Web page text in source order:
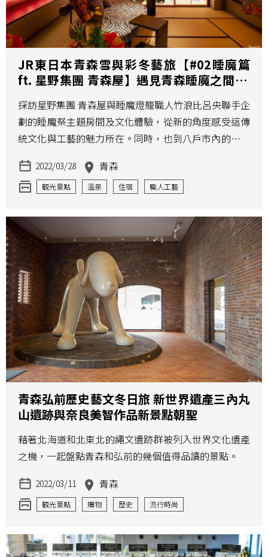
JR東日本青森雪與彩冬藝旅【#02睡魔篇
ft. 星野集團 青森屋】遇見青森睡魔之間 傳
統工藝特色旅宿與八戶在地人情味
探訪星野集團 青森屋與睡魔燈籠職人竹浪比呂央聯手企
劃的睡魔祭主題房間及文化體驗，從新的角度感受這傳
統文化與工藝的魅力所在。同時，也到八戶市內的三六
2022/03/28 青森
觀光景點 溫泉 住宿 職人工藝
青森弘前歷史藝文冬日旅 新世界遺產三內丸
山遺跡與奈良美智作品新景點朝聖
藉著北海道和北東北的繩文遺跡群被列入世界文化遺產
之機，一起盤點青森和弘前的幾個值得品讀的景點。
2022/03/11 青森
觀光景點 購物 歷史 流行時尚